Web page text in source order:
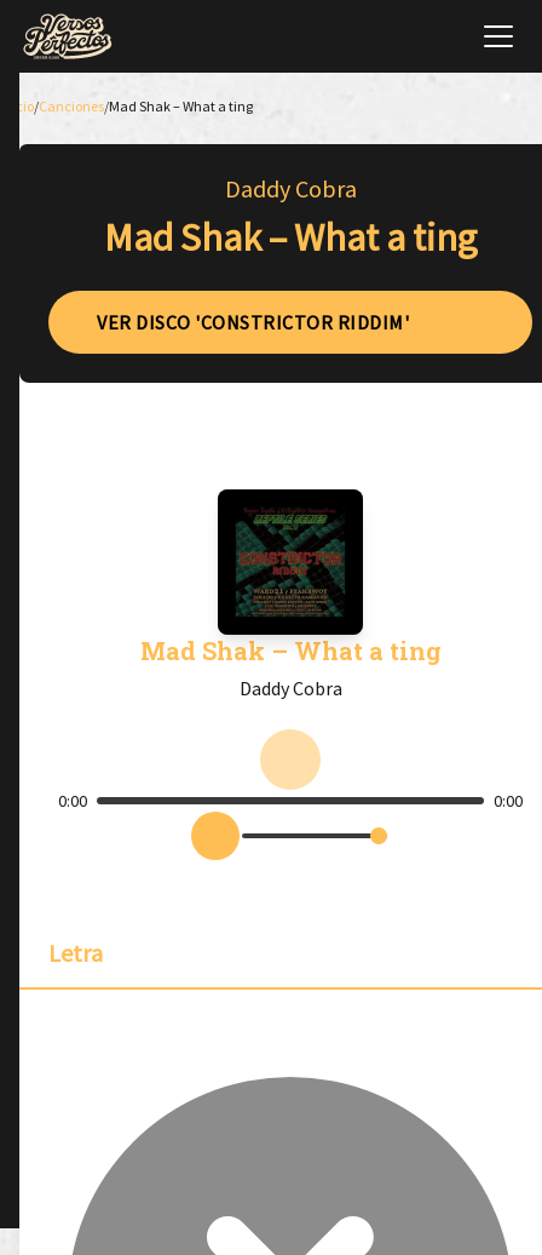
Inicio/Canciones/Mad Shak – What a ting
Daddy Cobra
Mad Shak – What a ting
VER DISCO 'CONSTRICTOR RIDDIM'
Mad Shak – What a ting
Daddy Cobra
0:00 0:00
Letra